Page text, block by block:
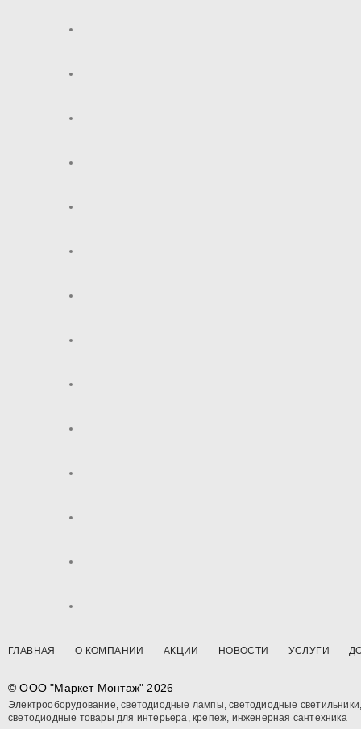
ГЛАВНАЯ О КОМПАНИИ АКЦИИ НОВОСТИ УСЛУГИ
© OOO "Маркет Монтаж" 2026
Электрооборудование, светодиодные лампы, светодиодные
светодиодные товары для интерьера, крепеж, инженерная сантехника